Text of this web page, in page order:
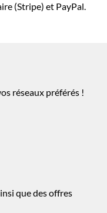
(Stripe) et PayPal.
réseaux préférés !
que des offres